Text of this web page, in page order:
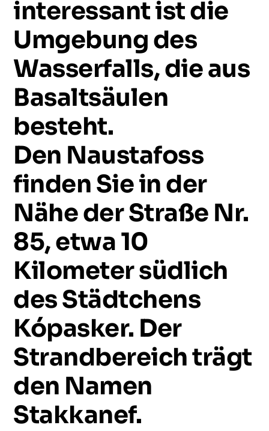
interessantistdie
Umgebungdes
Wasserfalls,dieaus
Basaltsäulen
besteht.
Den Naustafoss
findenSieinder
NähederStraße Nr.
85,etwa10
Kilometersüdlich
desStädtchens
Kópasker. Der
Strandbereichträgt
den Namen
Stakkanef.